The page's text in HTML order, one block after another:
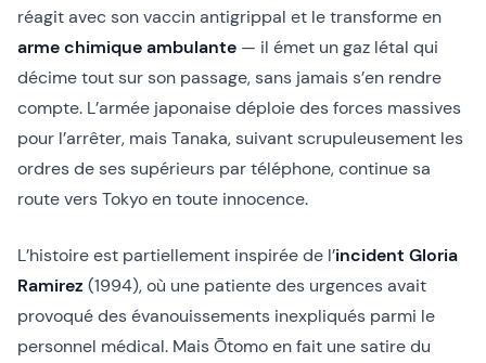
réagit avec son vaccin antigrippal et le transforme en
arme chimique ambulante — il émet un gaz létal qui
décime tout sur son passage, sans jamais s’en rendre
compte. L’armée japonaise déploie des forces massives
pour l’arrêter, mais Tanaka, suivant scrupuleusement les
ordres de ses supérieurs par téléphone, continue sa
route vers Tokyo en toute innocence.
L’histoire est partiellement inspirée de l’incident Gloria
Ramirez (1994), où une patiente des urgences avait
provoqué des évanouissements inexpliqués parmi le
personnel médical. Mais Ōtomo en fait une satire du